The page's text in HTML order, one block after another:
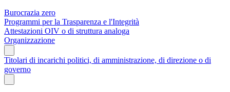
Burocrazia zero
Programmi per la Trasparenza e l'Integrità
Attestazioni OIV o di struttura analoga
Organizzazione
Titolari di incarichi politici, di amministrazione, di direzione o di
governo